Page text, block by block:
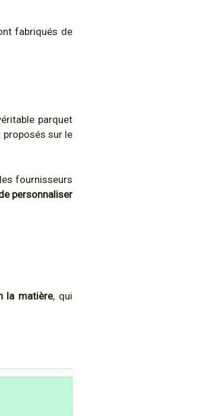
fabriqués de
parquet
proposés sur le
fournisseurs
personnaliser
la matière, qui